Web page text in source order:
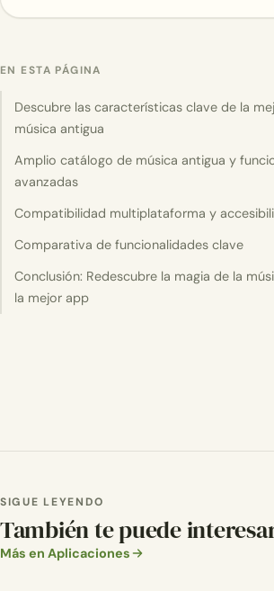
EN ESTA PÁGINA
Descubre las características clave de la
música antigua
Amplio catálogo de música antigua y
avanzadas
Compatibilidad multiplataforma y
Comparativa de funcionalidades clave
Conclusión: Redescubre la magia de la
la mejor app
SIGUE LEYENDO
También te puede
Más en Aplicaciones